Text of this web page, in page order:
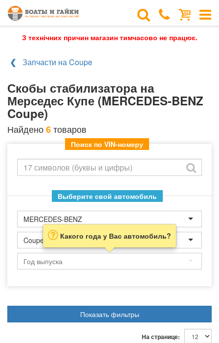
З технічних причин магазин тимчасово не працює.
Запчасти на Coupe
Скобы стабилизатора на
Мерседес Купе (MERCEDES-BENZ
Coupe)
Найдено6товаров
Поиск по VIN-номеру
Выберите свой автомобиль
MERCEDES-BENZ
Coupe Какого года у Вас автомобиль?
Показать фильтры
На странице: